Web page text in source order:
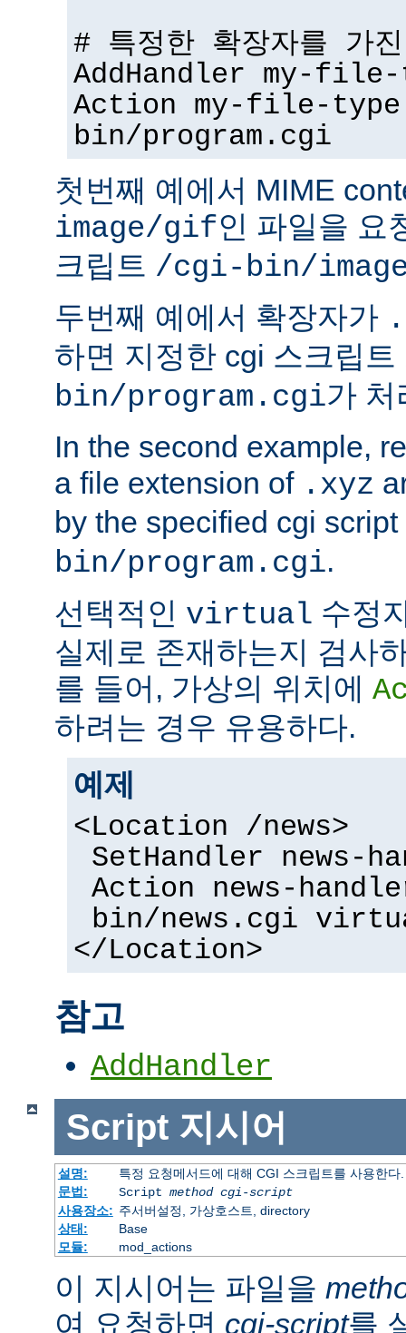
# 특정한 확장자를 가
AddHandler my-
Action my-file-
bin/program.cgi
첫번째 예에서 MIME
image/gif인 파일을 요
크립트 /cgi-bin/
두번째 예에서 확장자가
하면 지정한 cgi 스크립트
bin/program.cgi가 처
In the second example,
a file extension of .xyz
by the specified cgi script
bin/program.cgi.
선택적인 virtual 수정
실제로 존재하는지 검사
를 들어, 가상의 위치에
하려는 경우 유용하다.
예제
<Location /news>
SetHandler news-
Action news-
bin/news.cgi
</Location>
참고
AddHandler
Script 지시어
설명:
특정 요청메서드에 대해 CGI 스크립트를 사용한다.
문법:
Script method cgi-script
사용장소: 주서버설정, 가상호스트, directory
상태:
Base
모듈:
mod_actions
이 지시어는 파일을
여 요청하면 cgi-script를